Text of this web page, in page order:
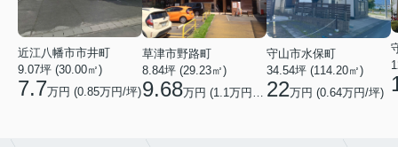
近江八幡市市井町
9.07坪 (30.00㎡)
7.7万円 (0.85万円/坪)
草津市野路町
8.84坪 (29.23㎡)
9.68万円 (1.1万円/坪)
守山市水保町
34.54坪 (114.20㎡)
22万円 (0.64万円/坪)